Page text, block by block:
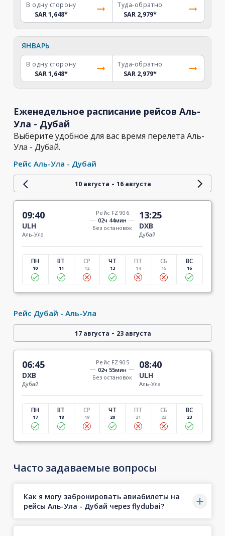
В одну сторону
SAR 1,648*
Туда-обратно
SAR 2,979*
ЯНВАРЬ
В одну сторону
SAR 1,648*
Туда-обратно
SAR 2,979*
Еженедельное расписание рейсов Аль-
Ула - Дубай
Выберите удобное для вас время перелета Аль-
Ула - Дубай.
Рейс Аль-Ула - Дубай
10 августа - 16 августа
09:40
ULH
Аль-Ула
Рейс FZ 906
02ч 44мин
Без остановок
13:25
DXB
Дубай
ПН
10
ВТ
11
СР
12
ЧТ
13
ПТ
14
СБ
15
ВС
16
Рейс Дубай - Аль-Ула
17 августа - 23 августа
06:45
DXB
Дубай
Рейс FZ 905
02ч 55мин
Без остановок
08:40
ULH
Аль-Ула
ПН
17
ВТ
18
СР
19
ЧТ
20
ПТ
21
СБ
22
ВС
23
Часто задаваемые вопросы
Как я могу забронировать авиабилеты на
рейсы Аль-Ула - Дубай через flydubai?